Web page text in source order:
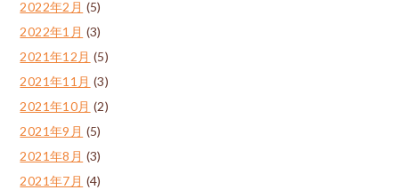
2022年2月 (5)
2022年1月 (3)
2021年12月 (5)
2021年11月 (3)
2021年10月 (2)
2021年9月 (5)
2021年8月 (3)
2021年7月 (4)